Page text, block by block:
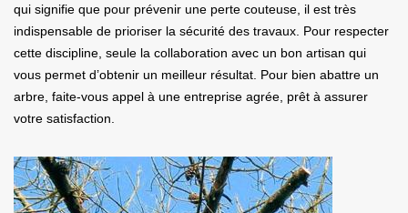
qui signifie que pour prévenir une perte couteuse, il est très
indispensable de prioriser la sécurité des travaux. Pour respecter
cette discipline, seule la collaboration avec un bon artisan qui
vous permet d’obtenir un meilleur résultat. Pour bien abattre un
arbre, faite-vous appel à une entreprise agrée, prêt à assurer
votre satisfaction.